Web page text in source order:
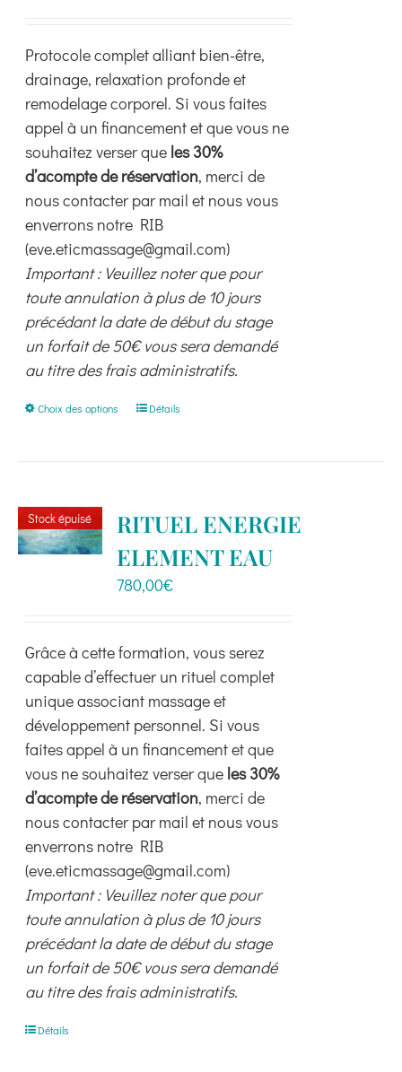
produit
Protocole complet alliant bien-être,
drainage, relaxation profonde et
remodelage corporel. Si vous faites
appel à un financement et que vous ne
souhaitez verser que les 30%
d’acompte de réservation, merci de
nous contacter par mail et nous vous
enverrons notre RIB
(eve.eticmassage@gmail.com)
Important : Veuillez noter que pour
toute annulation à plus de 10 jours
précédant la date de début du stage
un forfait de 50€ vous sera demandé
au titre des frais administratifs.
Choix des options
Ce
Les
options
peuvent
sur
la
page
du
produit
Détails
Stock épuisé
RITUEL ENERGIE
ELEMENT EAU
780,00€
Grâce à cette formation, vous serez
capable d’effectuer un rituel complet
unique associant massage et
développement personnel. Si vous
faites appel à un financement et que
vous ne souhaitez verser que les 30%
d’acompte de réservation, merci de
nous contacter par mail et nous vous
enverrons notre RIB
(eve.eticmassage@gmail.com)
Important : Veuillez noter que pour
toute annulation à plus de 10 jours
précédant la date de début du stage
un forfait de 50€ vous sera demandé
au titre des frais administratifs.
Détails